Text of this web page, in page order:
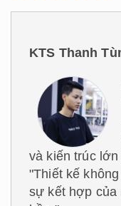
KTS Thanh
và kiến trúc
"Thiết kế
sự kết hợp của